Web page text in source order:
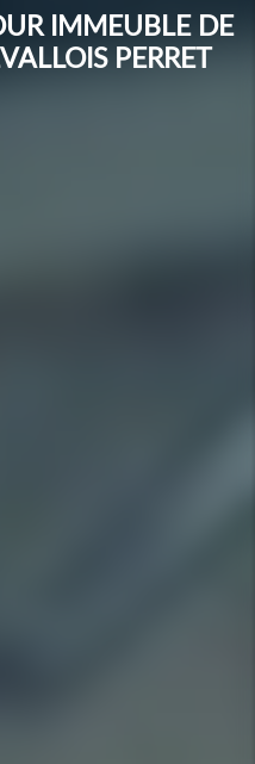
IMMEUBLE DE
PERRET